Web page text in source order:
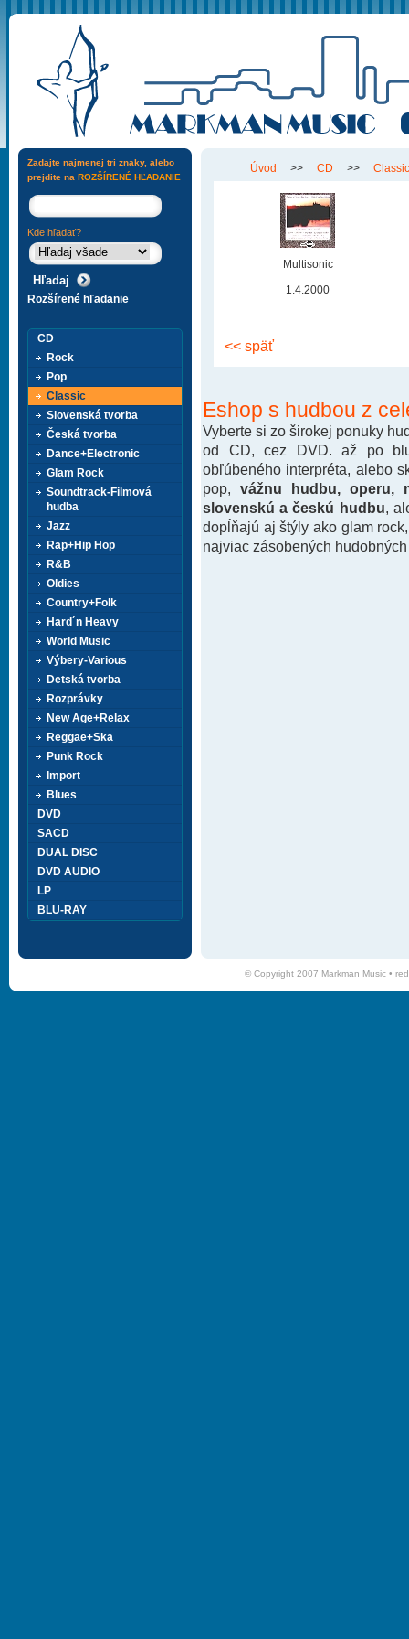
Úvod >> CD >> Classic
Multisonic
1.4.2000
<< späť
Eshop s hudbou z
Vyberte si zo širokej ponuky
od CD, cez DVD. až po
obľúbeného interpréta, alebo
pop, vážnu hudbu, operu,
slovenskú a českú hudbu ,
dopĺňajú aj štýly ako glam
najviac zásobených
Zadajte najmenej tri znaky, alebo
prejdite na ROZŠÍRENÉ HĽADANIE
Kde hľadať?
Rozšírené hľadanie
CD
Rock
Pop
Classic
Slovenská tvorba
Česká tvorba
Dance+Electronic
Glam Rock
Soundtrack-Filmová
hudba
Jazz
Rap+Hip Hop
R&B
Oldies
Country+Folk
Hard´n Heavy
World Music
Výbery-Various
Detská tvorba
Rozprávky
New Age+Relax
Reggae+Ska
Punk Rock
Import
Blues
DVD
SACD
DUAL DISC
DVD AUDIO
LP
BLU-RAY
© Copyright 2007 Markman Music •